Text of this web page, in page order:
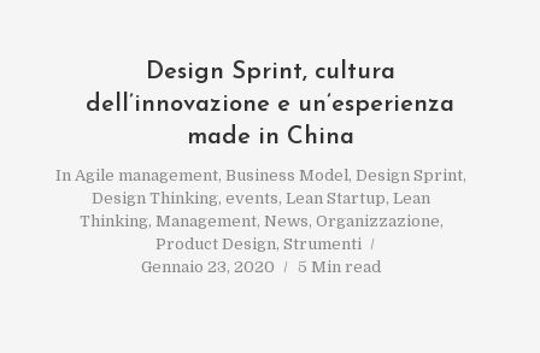
Design Sprint, cultura
dell’innovazione e un’esperienza
made in China
In Agile management, Business Model , Design Sprint,
Design Thinking, events, Lean Startup, Lean
Thinking, Management, News, Organizzazione,
Product Design, Strumenti
Gennaio 23, 2020
5 Min read